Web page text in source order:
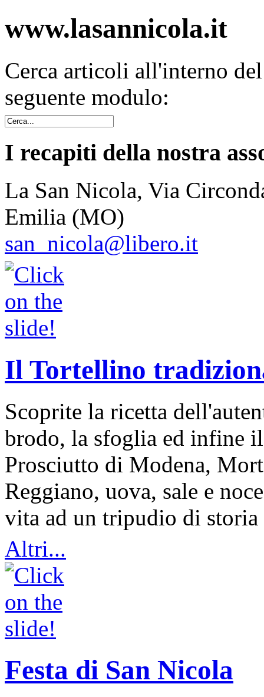
www.lasannicola.it
Cerca articoli all'interno
seguente modulo:
I recapiti della nostra
La San Nicola, Via
Emilia (MO)
san_nicola@libero.it
Il Tortellino
Scoprite la ricetta
brodo, la sfoglia ed infine
Prosciutto di Modena,
Reggiano, uova, sale e
vita ad un tripudio di storia
Altri...
Festa di San Nicola